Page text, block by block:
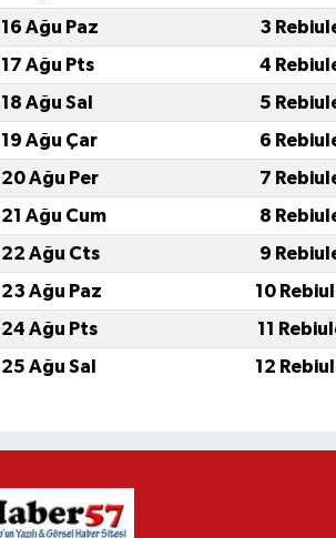
16 Ağu Paz
3
17 Ağu Pts
4
18 Ağu Sal
5
19 Ağu Çar
6
20 Ağu Per
7
21 Ağu Cum
8
22 Ağu Cts
9
23 Ağu Paz
10
24 Ağu Pts
11
25 Ağu Sal
12